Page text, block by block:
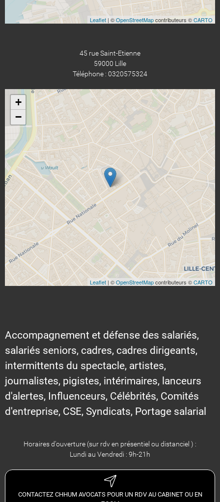
Leaflet | ©OpenStreetMapcontributeurs ©CARTO
45 rue Saint-Etienne
59000 Lille
Téléphone : 0320575324
+
−
Leaflet | ©OpenStreetMapcontributeurs ©CARTO
Accompagnement et défense des salariés,
salariés seniors, cadres, cadres dirigeants,
intermittents du spectacle, artistes,
journalistes, pigistes, intérimaires, lanceurs
d'alertes, Influenceurs, Célébrités, Comités
d'entreprise, CSE, Syndicats, Portage salarial
Horaires d'ouverture (sur rdv en présentiel ou distanciel ) :
Lundi au Vendredi : 9h-21h
CONTACTEZ CHHUM AVOCATS POUR UN RDV AU CABINET OU EN